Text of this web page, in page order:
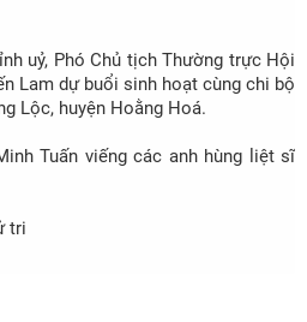
uỷ, Phó Chủ tịch Thường trực Hội
Lam dự buổi sinh hoạt cùng chi bộ
Lộc, huyện Hoằng Hoá.
Tuấn viếng các anh hùng liệt sĩ
tri